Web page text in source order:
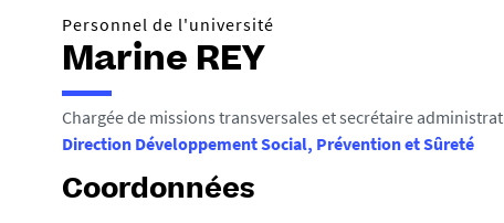
u
s
ê
t
e
s
c
Personnel de l'université
Marine REY
Chargée de missions transversales et secrétaire
Direction Développement Social, Prévention et Sûreté
Coordonnées